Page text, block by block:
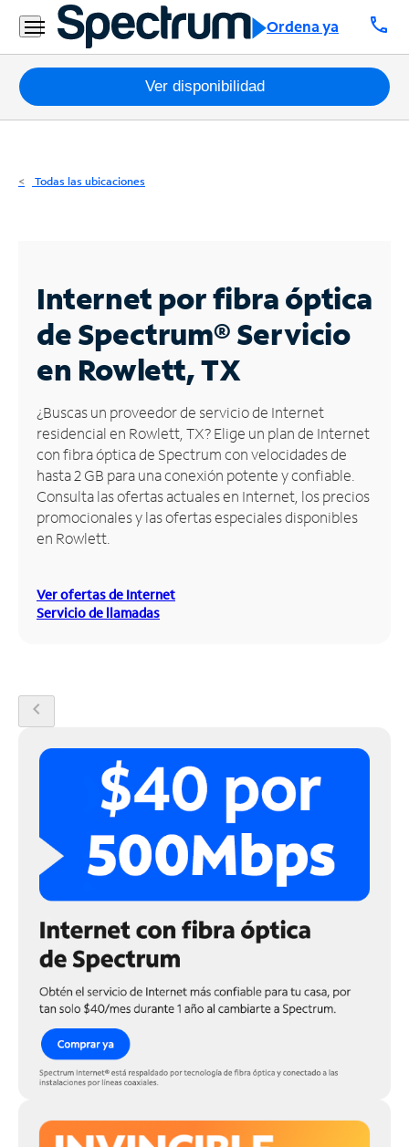
Ordena ya call
Residencial
Business
Paquetes
Internet
Business
Contáctanos
Inglés
Administrar
cuenta
Encuentra
una
tienda
Ver disponibilidad
Todas las ubicaciones
Internet por fibra óptica
de Spectrum®Servicio
en Rowlett, TX
¿Buscas un proveedor de servicio de Internet
residencial en Rowlett, TX? Elige un plan de Internet
con fibra óptica de Spectrum con velocidades de
hasta 2 GB para una conexión potente y confiable.
Consulta las ofertas actuales en Internet, los precios
promocionales y las ofertas especiales disponibles
en Rowlett.
Ver ofertas de Internet
Servicio de llamadas
chevron_left